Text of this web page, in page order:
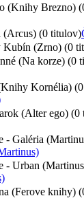
(Knihy Brezno)
(Arcus) (0 titulov)
Kubín (Zrno) (0
(Na korze) (0
Kornélia)
(Alter ego) (0
- Galéria
- Urban
(Ferove knihy)